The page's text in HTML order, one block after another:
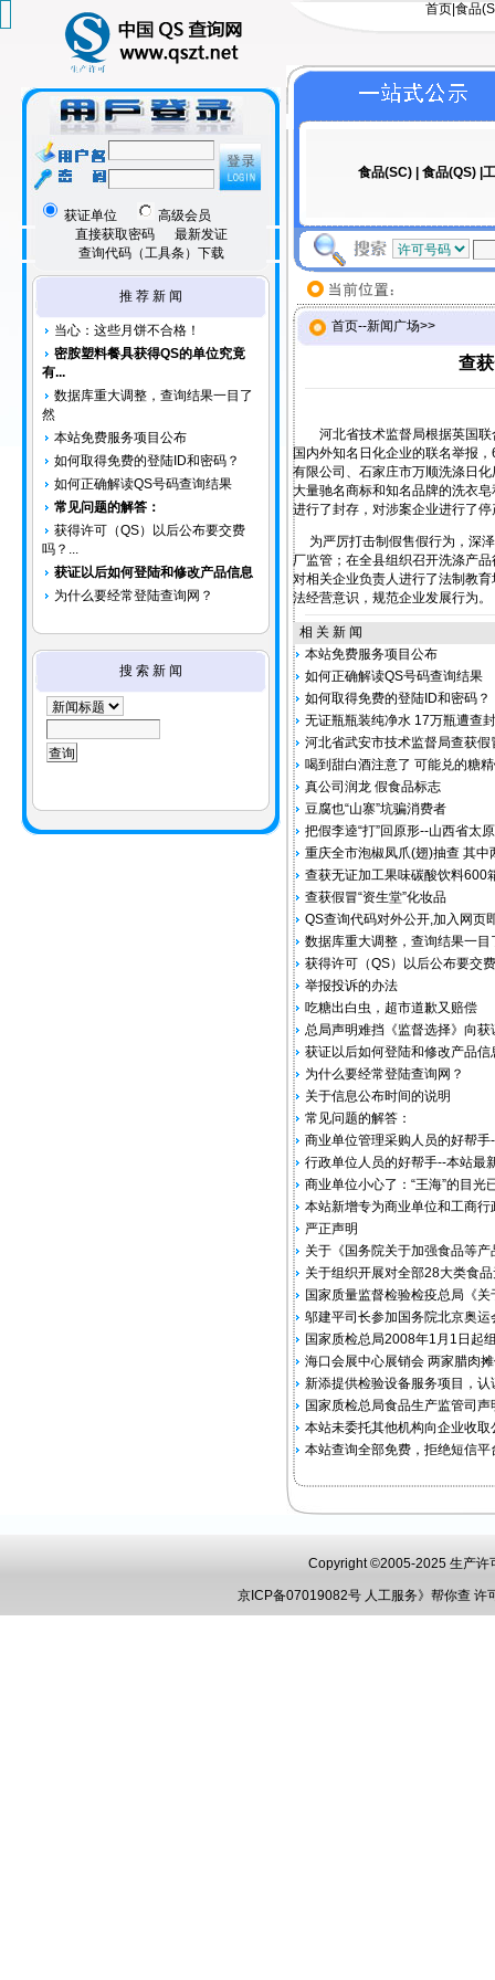
获证单位
高级会员
直接获取密码
最新发证
查询代码（工具条）下载
首页 食品
食品(SC)| 食品(QS)|
推 荐 新 闻
当心：这些月饼不合格！
密胺塑料餐具获得QS的单位究竟
有...
数据库重大调整，查询结果一目了
然
本站免费服务项目公布
如何取得免费的登陆ID和密码？
如何正确解读QS号码查询结果
常见问题的解答：
获得许可（QS）以后公布要交费
吗？...
获证以后如何登陆和修改产品信息
为什么要经常登陆查询网？
搜 索 新 闻
首页--新闻广场>>
查
河北省技术监督局根据英国联合
国内外知名日化企业的联名举报
有限公司、石家庄市万顺洗涤日
大量驰名商标和知名品牌的洗衣
进行了封存，对涉案企业进行了
为严厉打击制假售假行为，深泽
厂监管；在全县组织召开洗涤产
对相关企业负责人进行了法制教
法经营意识，规范企业发展行为。
相 关 新 闻
本站免费服务项目公布
如何正确解读QS号码查询结果
如何取得免费的登陆ID和密码？
无证瓶瓶装纯净水 17万瓶遭查封
河北省武安市技术监督局查获假
喝到甜白酒注意了 可能兑的糖
真公司润龙 假食品标志
豆腐也“山寨”坑骗消费者
把假李逵“打”回原形--山西省太
重庆全市泡椒凤爪(翅)抽查 其中
查获无证加工果味碳酸饮料600
查获假冒“资生堂”化妆品
QS查询代码对外公开,加入网页
数据库重大调整，查询结果一目
获得许可（QS）以后公布要交
举报投诉的办法
吃糖出白虫，超市道歉又赔偿
总局声明难挡《监督选择》向获
获证以后如何登陆和修改产品信
为什么要经常登陆查询网？
关于信息公布时间的说明
常见问题的解答：
商业单位管理采购人员的好帮
行政单位人员的好帮手--本站最
商业单位小心了：“王海”的目光
本站新增专为商业单位和工商行
严正声明
关于《国务院关于加强食品等
关于组织开展对全部28大类食
国家质量监督检验检疫总局《
邬建平司长参加国务院北京奥
国家质检总局2008年1月1日起
海口会展中心展销会 两家腊肉
新添提供检验设备服务项目，认
国家质检总局食品生产监管司声
本站未委托其他机构向企业收取
本站查询全部免费，拒绝短信平
Copyright ©2005-2025 生产许
京ICP备07019082号 人工服务》帮你查 许